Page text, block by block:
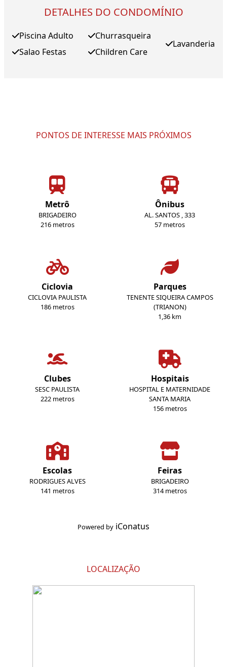
DETALHES DO CONDOMÍNIO
Piscina Adulto
Salao Festas
Churrasqueira
Children Care
Lavanderia
PONTOS DE INTERESSE MAIS PRÓXIMOS
Metrô
BRIGADEIRO
216 metros
Ônibus
AL. SANTOS , 333
57 metros
Ciclovia
CICLOVIA PAULISTA
186 metros
Parques
TENENTE SIQUEIRA CAMPOS
(TRIANON)
1,36 km
Clubes
SESC PAULISTA
222 metros
Hospitais
HOSPITAL E MATERNIDADE
SANTA MARIA
156 metros
Escolas
RODRIGUES ALVES
141 metros
Feiras
BRIGADEIRO
314 metros
Powered by iConatus
LOCALIZAÇÃO